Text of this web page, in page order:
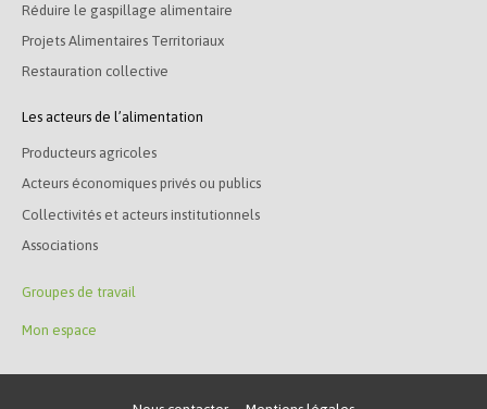
Réduire le gaspillage alimentaire
Projets Alimentaires Territoriaux
Restauration collective
Les acteurs de l’alimentation
Producteurs agricoles
Acteurs économiques privés ou publics
Collectivités et acteurs institutionnels
Associations
Groupes de travail
Mon espace